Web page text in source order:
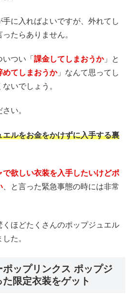
に入ればよいですが、外れてし
たらありません。
つい「 課金してしまおうか」と
めてしまおうか」なんて思ってし
いでしょう。
い。
ルをお金をかけずに入手する裏
で欲しい衣装を入手したいけどポ
、と言った緊急事態の時には非常
ほどたくさんのポップジュエル
た。
ップリンクス ポップジ
限定衣装をゲット